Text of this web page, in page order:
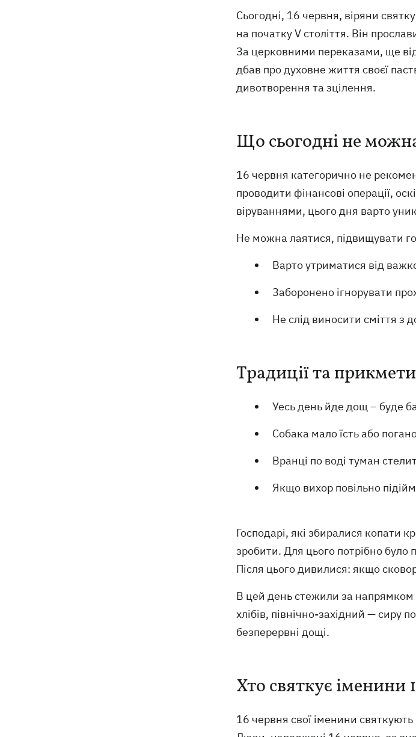
Сьогодні, 16 червня, віряни
на початку V століття. Він
За церковними переказами, ще
дбав про духовне життя своєї
дивотворення та зцілення.
Що сьогодні не
16 червня категорично не
проводити фінансові операції,
віруваннями, цього дня варто
Не можна лаятися, підвищувати
Варто утриматися від
Заборонено ігнорувати
Не слід виносити сміття з
Традиції та
Уесь день йде дощ – буде
Собака мало їсть або
Вранці по воді туман
Якщо вихор повільно
Господарі, які збиралися копати
зробити. Для цього потрібно
Після цього дивилися: якщо
В цей день стежили за напрямком
хлібів, північно-західний — сиру
безперервні дощі.
Хто святкує іменини
16 червня свої іменини